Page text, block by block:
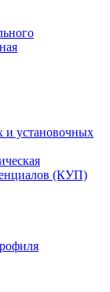
и установочных
(КУП)